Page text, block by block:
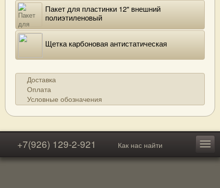
Пакет для пластинки 12" внешний
полиэтиленовый
Щетка карбоновая антистатическая
Доставка
Оплата
Условные обозначения
+7(926) 129-2-921 Как нас найти